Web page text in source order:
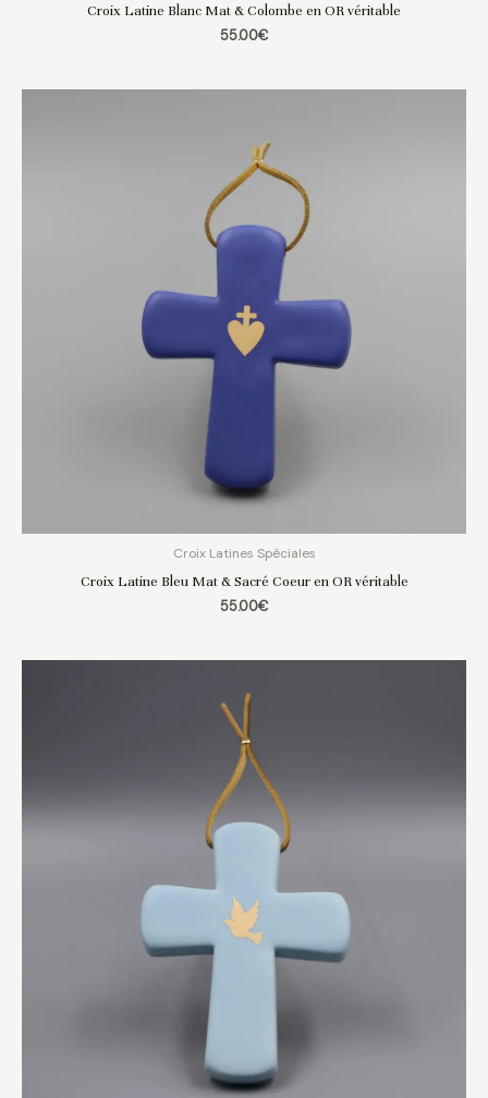
Croix Latine Blanc Mat & Colombe en OR véritable
55.00€
Croix Latines Spéciales
Croix Latine Bleu Mat & Sacré Coeur en OR véritable
55.00€